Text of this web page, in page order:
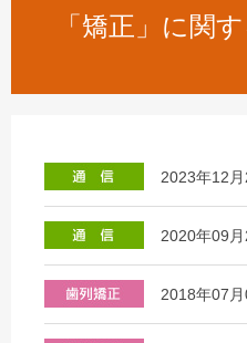
「矯正」に関
2023年12月
2020年09月
2018年07月